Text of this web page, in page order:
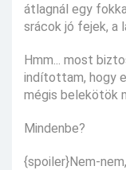
átlagnál egy
srácok jó fejek, a
Hmm... most
indítottam, hogy
mégis belekötök
Mindenbe?
{spoiler}Nem-